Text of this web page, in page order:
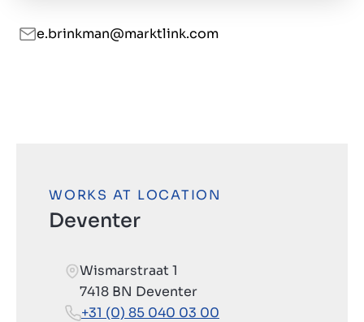
e.brinkman@marktlink.com
WORKS AT LOCATION
Deventer
Wismarstraat 1
7418 BN Deventer
+31 (0) 85 040 03 00